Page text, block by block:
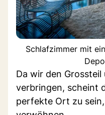
Schlafzimmer mit
Da wir den
verbringen, scheint
perfekte Ort zu